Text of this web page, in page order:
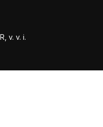
v. v. i.